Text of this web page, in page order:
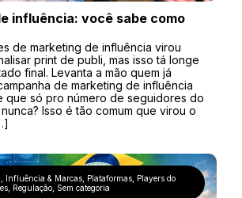
influência: você sabe como
de marketing de influência virou
print de publi, mas isso tá longe
final. Levanta a mão quem já
de marketing de influência
que só pro número de seguidores do
Isso é tão comum que virou o
Influência & Marcas Plataformas Players do
Regulação Sem categoria